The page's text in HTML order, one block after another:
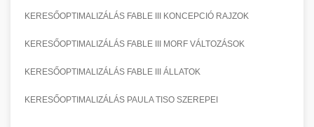
KERESŐOPTIMALIZÁLÁS FABLE III KONCEPCIÓ RAJZOK
KERESŐOPTIMALIZÁLÁS FABLE III MORF VÁLTOZÁSOK
KERESŐOPTIMALIZÁLÁS FABLE III ÁLLATOK
KERESŐOPTIMALIZÁLÁS PAULA TISO SZEREPEI